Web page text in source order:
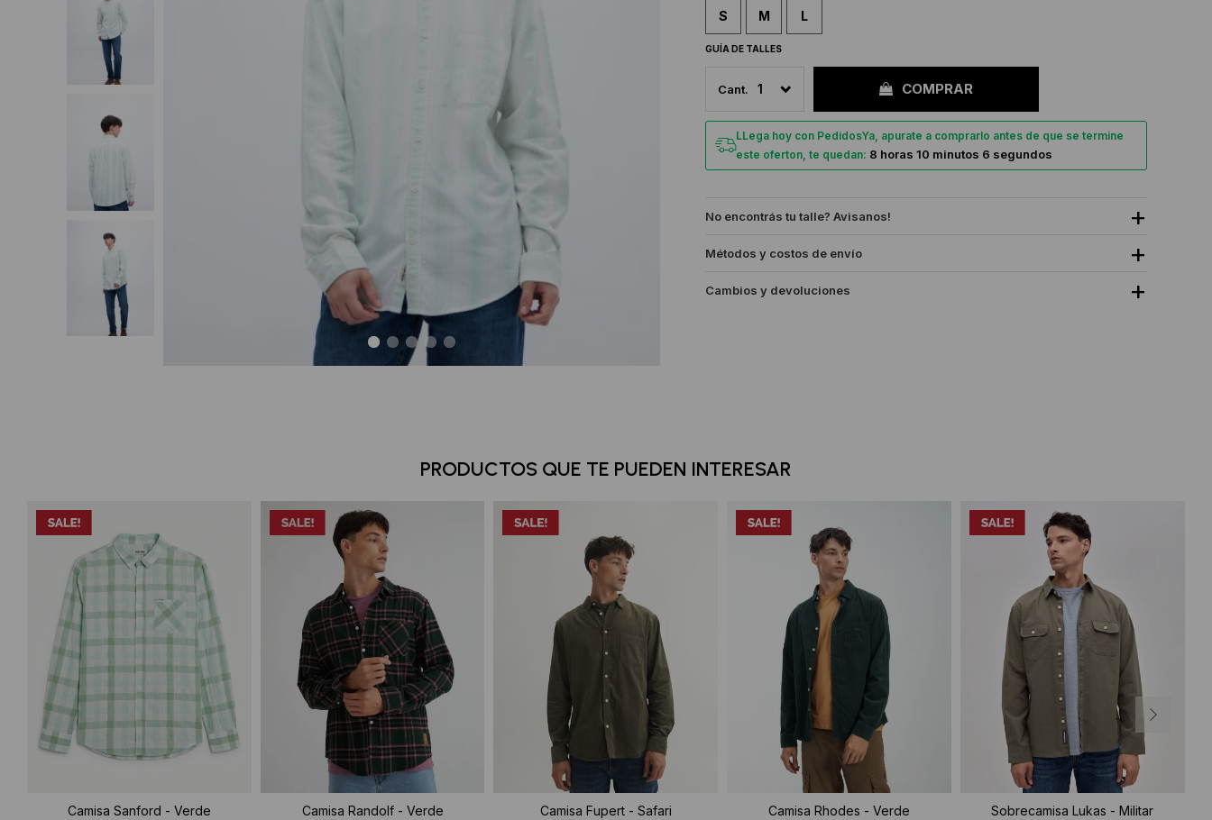
S M L
GUÍA DE TALLES
1 COMPRAR
LLega hoy con PedidosYa, apurate a comprarlo antes de que se termine
este oferton, te quedan: 8 horas 10 minutos 5 segundos
No encontrás tu talle? Avisanos!
Métodos y costos de envío
Cambios y devoluciones
PRODUCTOS QUE TE PUEDEN INTERESAR
Camisa Sanford - Verde Camisa Randolf - Verde Camisa Fupert - Safari Camisa Rhodes - Verde Sobrecamisa Lukas - Militar